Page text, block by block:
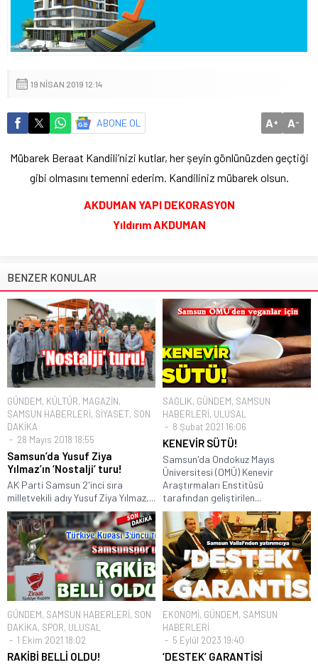
19 NISAN 2019 12:14
ABONE OL A+ A-
Mübarek Beraat Kandili’nizi kutlar, her şeyin gönlünüzden geçtiği
gibi olmasını temenni ederim. Kandiliniz mübarek olsun.
AKDUMAN YAPI DEKORASYON
Yıldırım AKDUMAN
BENZER KONULAR
GÜNDEM, KÜLTÜR, MAGAZİN,
SAMSUN HABERLERİ, SİYASET, SON
DAKİKA
28 Mayıs 2018 18:55
Samsun’da Yusuf Ziya
Yılmaz’ın ‘Nostalji’ turu!
AK Parti Samsun 2'inci sıra
milletvekili adıy Yusuf Ziya Yılmaz,...
SAĞLIK, GÜNDEM, SAMSUN
HABERLERİ, ULUSAL
8 Şubat 2021 16:06
KENEVİR SÜTÜ!
Samsun'da Ondokuz Mayıs
Üniversitesi (OMÜ) Kenevir
Araştırmaları Enstitüsü
tarafından geliştirilen...
GÜNDEM, SAMSUN HABERLERİ, SON
DAKİKA, SPOR, ULUSAL
1 Ekim 2021 18:02
RAKİBİ BELLİ OLDU!
EKONOMİ, GÜNDEM, SAMSUN
HABERLERİ
5 Eylül 2023 19:40
‘DESTEK’ GARANTİSİ